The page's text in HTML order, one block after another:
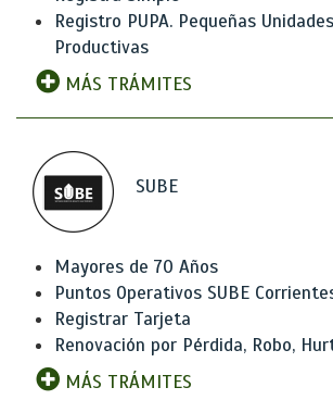
Registro PUPA. Pequeñas Unidades
Productivas
MÁS TRÁMITES
SUBE
Mayores de 70 Años
Puntos Operativos SUBE
Registrar Tarjeta
Renovación por Pérdida, Robo,
MÁS TRÁMITES